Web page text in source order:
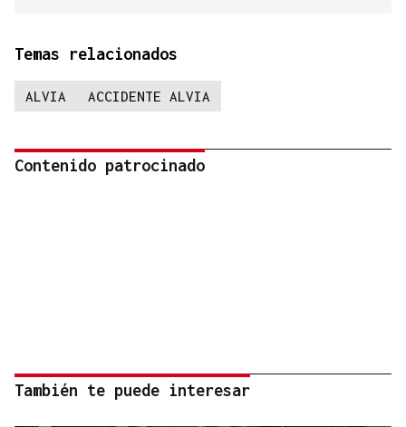
Temas relacionados
ALVIA ACCIDENTE ALVIA
Contenido patrocinado
También te puede interesar